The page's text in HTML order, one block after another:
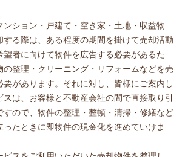
ション・戸建て・空き家・土地・収益物
る際は、ある程度の期間を掛けて売却活動
者に向けて物件を広告する必要があるた
整理・クリーニング・リフォームなどを売
があります。それに対し、皆様にご案内し
は、お客様と不動産会社の間で直接取り引
すので、物件の整理・整頓・清掃・修繕など
たときに即物件の現金化を進めていけま